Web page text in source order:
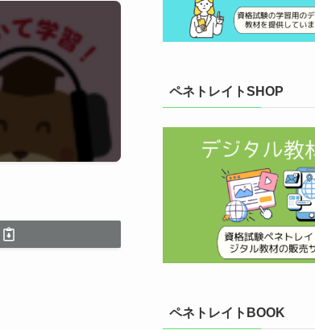
ペネトレイトSHOP
ペネトレイトBOOK